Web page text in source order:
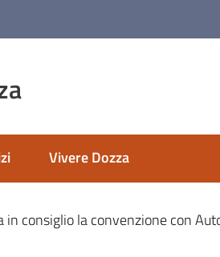
Vivere Dozza
in consiglio la convenzione con